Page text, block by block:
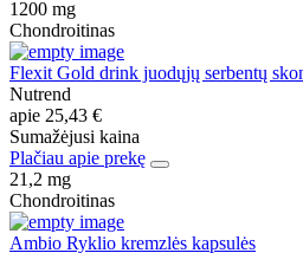
1200 mg
Chondroitinas
Flexit Gold drink juodųjų serbentų
Nutrend
apie 25,43 €
Sumažėjusi kaina
Plačiau apie prekę
21,2 mg
Chondroitinas
Ambio Ryklio kremzlės kapsulės